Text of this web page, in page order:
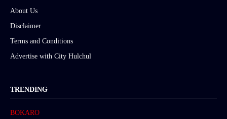
About Us
Disclaimer
Terms and Conditions
Advertise with City Hulchul
TRENDING
BOKARO